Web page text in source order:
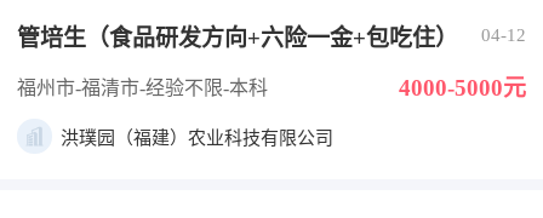
管培生（食品研发方向+六险一金+包吃住） 04-12
福州市-福清市-经验不限-本科 4000-5000元
洪璞园（福建）农业科技有限公司